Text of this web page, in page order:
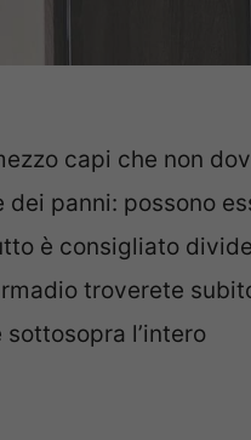
capi che non
panni: possono
è consigliato
troverete
l’intero